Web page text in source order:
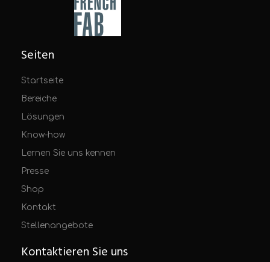
Seiten
Startseite
Bereiche
Lösungen
Know-how
Lernen Sie uns kennen
Presse
Shop
Kontakt
Stellenangebote
Kontaktieren Sie uns